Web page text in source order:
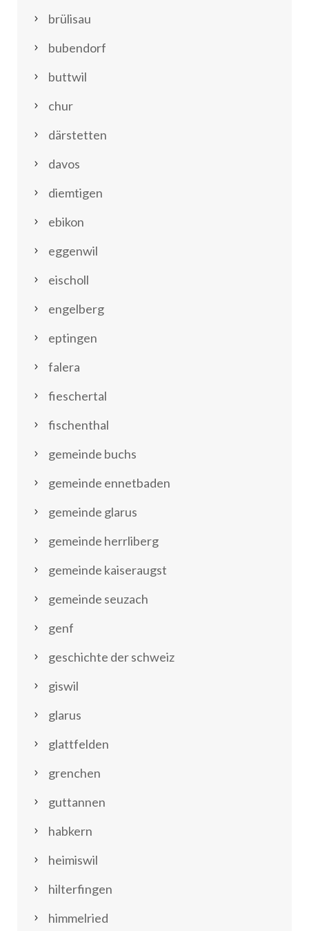
brülisau
bubendorf
buttwil
chur
därstetten
davos
diemtigen
ebikon
eggenwil
eischoll
engelberg
eptingen
falera
fieschertal
fischenthal
gemeinde buchs
gemeinde ennetbaden
gemeinde glarus
gemeinde herrliberg
gemeinde kaiseraugst
gemeinde seuzach
genf
geschichte der schweiz
giswil
glarus
glattfelden
grenchen
guttannen
habkern
heimiswil
hilterfingen
himmelried